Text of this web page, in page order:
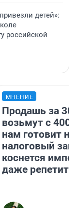
детей»:
российской
МНЕНИЕ
Продашь за
возьмут с
нам готовит
налоговый
коснется
даже